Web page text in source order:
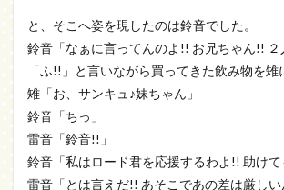
と、そこへ姿を現したのは鈴音でした。
鈴音「なぁに言ってんのよ!! お兄ちゃん!! ２
「ふ!!」と言いながら買ってきた飲み物を雉
雉「お、サンキュ♪妹ちゃん」
鈴音「ちっ」
雷音「鈴音!!」
鈴音「私はロード君を応援するわよ!! 助けて
雷音「とは言えだ!! あそこであの差は厳し